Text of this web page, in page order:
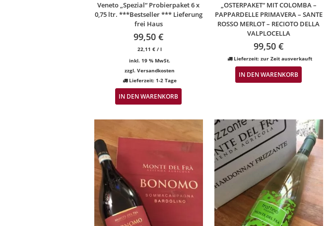
Veneto „Spezial“ Probierpaket 6 x
0,75 ltr. ***Bestseller *** Lieferung
frei Haus
99,50€
22,11 €/ l
inkl. 19 % MwSt.
zzgl. Versandkosten
Lieferzeit: 1-2 Tage
IN DEN WARENKORB
„OSTERPAKET“ MIT COLOMBA –
PAPPARDELLE PRIMAVERA – SANTE
ROSSO MERLOT – RECIOTO DELLA
VALPLOCELLA
99,50€
Lieferzeit: zur Zeit ausverkauft
IN DEN WARENKORB